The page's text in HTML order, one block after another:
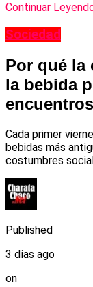
Continuar
Sociedad
Por qué la
la bebida
Cada primer
bebidas más
costumbres
Published
3 días ago
on